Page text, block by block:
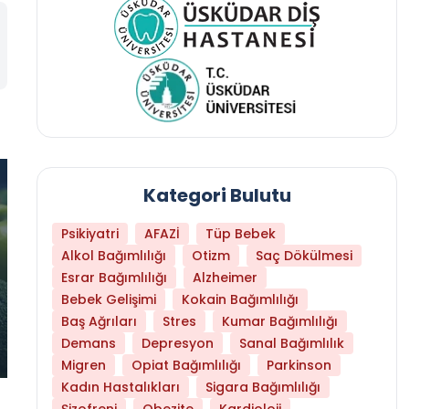
Daha Az Protein Tüketmek Yaşlanmayı
Kategori Bulutu
Psikiyatri AFAZİ
Tüp Bebek
Alkol Bağımlılığı
Otizm
Saç Dökülmesi
Esrar Bağımlılığı
Alzheimer
Bebek Gelişimi
Kokain Bağımlılığı
Baş Ağrıları
Stres
Kumar Bağımlılığı
Demans
Depresyon
Sanal Bağımlılık
Migren
Opiat Bağımlılığı
Parkinson
Kadın Hastalıkları
Sigara Bağımlılığı